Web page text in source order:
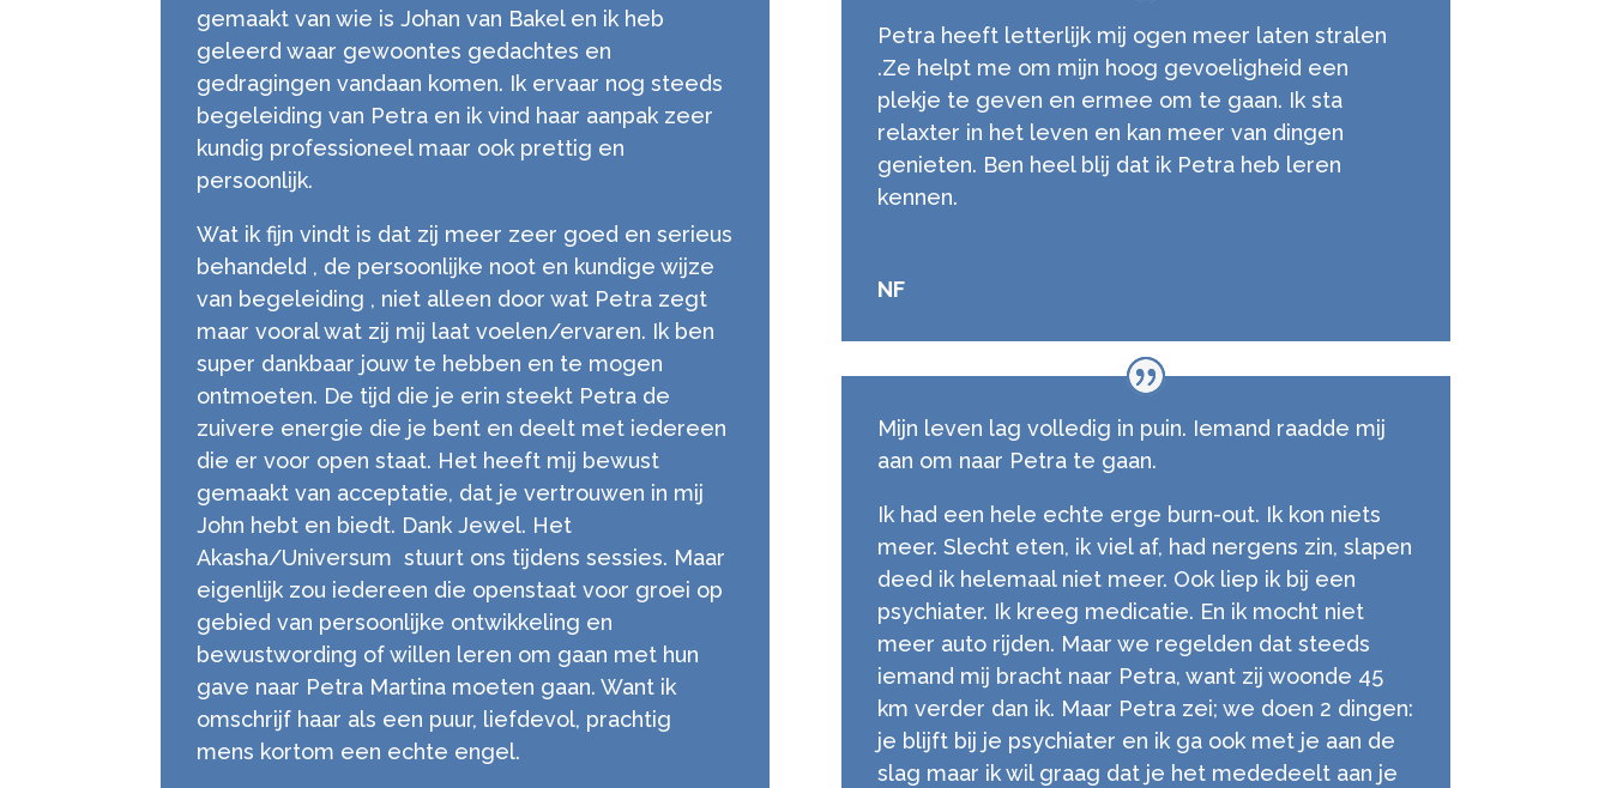
gemaakt van wie is Johan van Bakel en ik heb
geleerd waar gewoontes gedachtes en
gedragingen vandaan komen. Ik ervaar nog steeds
begeleiding van Petra en ik vind haar aanpak zeer
kundig professioneel maar ook prettig en
persoonlijk.
Wat ik fijn vindt is dat zij meer zeer goed en serieus
behandeld , de persoonlijke noot en kundige wijze
van begeleiding , niet alleen door wat Petra zegt
maar vooral wat zij mij laat voelen/ervaren. Ik ben
super dankbaar jouw te hebben en te mogen
ontmoeten. De tijd die je erin steekt Petra de
zuivere energie die je bent en deelt met iedereen
die er voor open staat. Het heeft mij bewust
gemaakt van acceptatie, dat je vertrouwen in mij
John hebt en biedt. Dank Jewel. Het
Akasha/Universum stuurt ons tijdens sessies. Maar
eigenlijk zou iedereen die openstaat voor groei op
gebied van persoonlijke ontwikkeling en
bewustwording of willen leren om gaan met hun
gave naar Petra Martina moeten gaan. Want ik
omschrijf haar als een puur, liefdevol, prachtig
mens kortom een echte engel.
Petra heeft letterlijk mij ogen meer laten stralen
.Ze helpt me om mijn hoog gevoeligheid een
plekje te geven en ermee om te gaan. Ik sta
relaxter in het leven en kan meer van dingen
genieten. Ben heel blij dat ik Petra heb leren
kennen.
NF
Mijn leven lag volledig in puin. Iemand raadde mij
aan om naar Petra te gaan.
Ik had een hele echte erge burn-out. Ik kon niets
meer. Slecht eten, ik viel af, had nergens zin, slapen
deed ik helemaal niet meer. Ook liep ik bij een
psychiater. Ik kreeg medicatie. En ik mocht niet
meer auto rijden. Maar we regelden dat steeds
iemand mij bracht naar Petra, want zij woonde 45
km verder dan ik. Maar Petra zei; we doen 2 dingen:
je blijft bij je psychiater en ik ga ook met je aan de
slag maar ik wil graag dat je het mededeelt aan je